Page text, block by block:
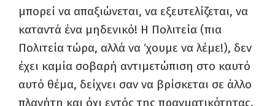
μπορεί να απαξιώνεται, να εξευτελίζεται, να
καταντά ένα μηδενικό! Η Πολιτεία (πια
Πολιτεία τώρα, αλλά να ‘χουμε να λέμε!), δεν
έχει καμία σοβαρή αντιμετώπιση στο καυτό
αυτό θέμα, δείχνει σαν να βρίσκεται σε άλλο
πλανήτη και όχι εντός της πραγματικότητας.